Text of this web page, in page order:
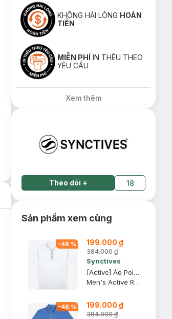
KHÔNG HÀI LÒNG HOÀN
TIỀN
MIỄN PHÍ IN THÊU THEO
YÊU CẦU
Xem thêm
Theo dõi + 18
Sản phẩm xem cùng
-48 % 199.000 ₫
384.000 ₫
Synctives
[Active] Áo Polo Nam Synctives Regular Fit, Trắng, XL - SMPO08
Men's Active Regular Fit Polo Shirt
-48 % 199.000 ₫
384.000 ₫